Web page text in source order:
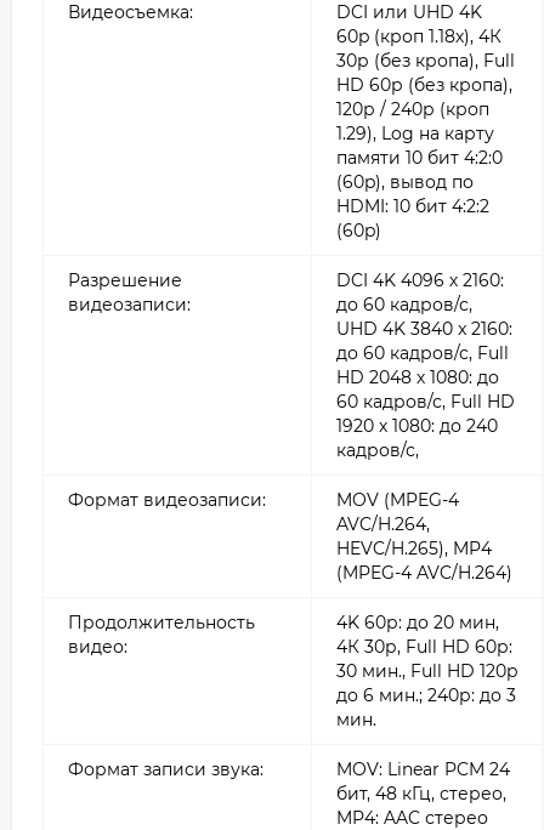
Видеосъемка:
DCI или UHD 4K
60p (кроп 1.18х), 4К
30р (без кропа), Full
HD 60р (без кропа),
120р / 240р (кроп
1.29), Log на карту
памяти 10 бит 4:2:0
(60p), вывод по
HDMI: 10 бит 4:2:2
(60p)
Разрешение
видеозаписи:
DCI 4K 4096 х 2160:
до 60 кадров/с,
UHD 4K 3840 x 2160:
до 60 кадров/с, Full
HD 2048 х 1080: до
60 кадров/с, Full HD
1920 х 1080: до 240
кадров/с,
Формат видеозаписи:
MOV (MPEG-4
AVC/H.264,
HEVC/H.265), MP4
(MPEG-4 AVC/H.264)
Продолжительность
видео:
4K 60р: до 20 мин,
4К 30р, Full HD 60р:
30 мин., Full HD 120p
до 6 мин.; 240р: до 3
мин.
Формат записи звука:
MOV: Linear PCM 24
бит, 48 кГц, стерео,
MP4: AAC стерео